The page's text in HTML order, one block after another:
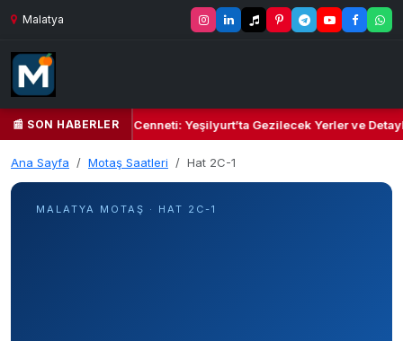
Malatya
📰 SON HABERLER
Yeşil Kalbi ve Kültür Cenneti: Yeşilyurt’ta Gezilecek Yerler ve
Ana Sayfa Motaş Saatleri Hat 2C-1
MALATYA MOTAŞ · HAT 2C-1